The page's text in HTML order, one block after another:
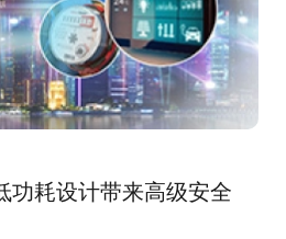
功耗设计带来高级安全